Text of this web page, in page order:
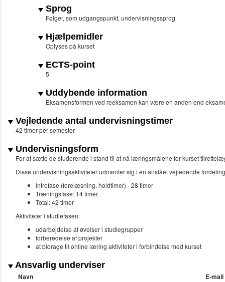
Sprog
Følger, som udgangspunkt, undervisningssprog
Hjælpemidler
Oplyses på kurset
ECTS-point
5
Uddybende information
Eksamensformen ved reeksamen kan være en anden end
Vejledende antal undervisningstimer
42 timer per semester
Undervisningsform
For at sætte de studerende i stand til at nå læringsmålene for kurset
Disse undervisningsaktiviteter udmønter sig i en anslået vejledende
Introfase (forelæsning, holdtimer) - 28 timer
Træningsfase: 14 timer
Total: 42 timer
Aktiviteter i studiefasen:
udarbejdelse af øvelser i studiegrupper
forberedelse af projekter
at bidrage til online læring aktiviteter i forbindelse med kurset
Ansvarlig underviser
Navn E-mail